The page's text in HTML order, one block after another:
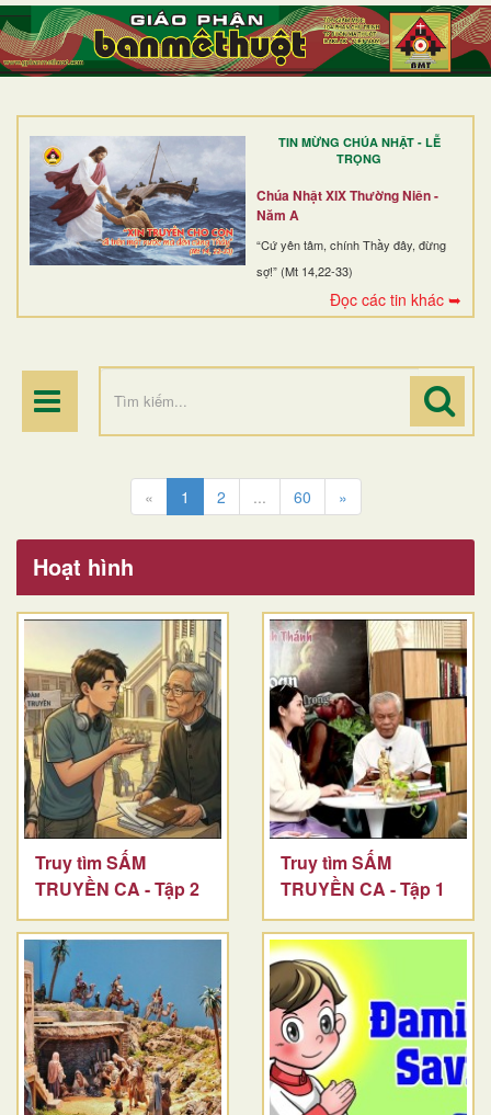
TIN MỪNG CHÚA NHẬT - LỄ
TRỌNG
Chúa Nhật XIX Thường Niên -
Năm A
“Cứ yên tâm, chính Thầy đây, đừng
sợ!” (Mt 14,22-33)
Đọc các tin khác ➥
TRANG NHẤT
GIỚI THIỆU
DÒNG TU
BAN MỤC VỤ
ĐOÀN THỂ CG
ĐIỂM HÀNH HƯƠNG
« 1 2 ... 60 »
Hoạt hình
Truy tìm SẤM
TRUYỀN CA - Tập 2
Truy tìm SẤM
TRUYỀN CA - Tập 1